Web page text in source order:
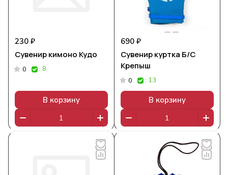
230 ₽
Сувенир кимоно Кудо
0 : 8
В корзину
690 ₽
Сувенир куртка Б/С
Крепыш
0 : 13
В корзину